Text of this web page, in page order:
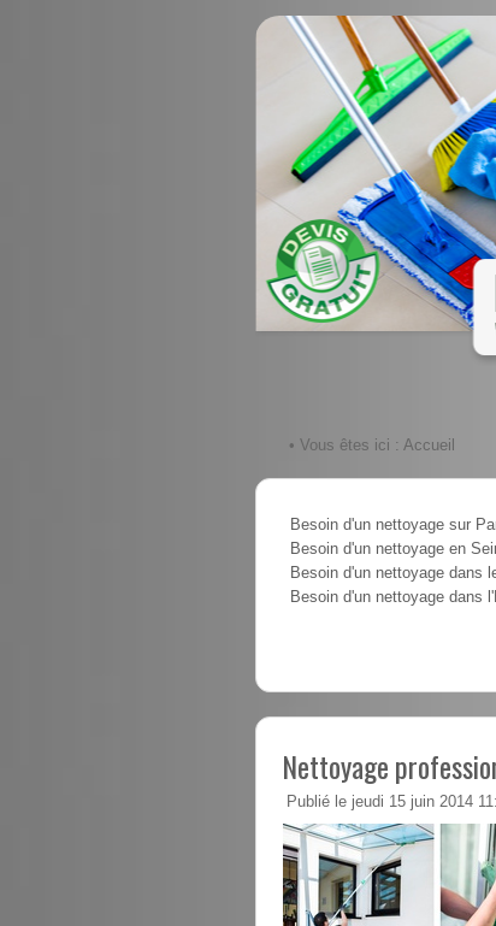
• Vous êtes ici : Accueil
Besoin d'un nettoyage sur
Besoin d'un nettoyage en
Besoin d'un nettoyage dans
Besoin d'un nettoyage dans
Nettoyage
Publié le jeudi 15 juin 2014